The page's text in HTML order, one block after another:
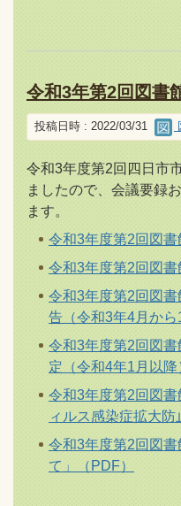
投稿日時 : 2022/03/31
令和3年度第2回四日市
ましたので、会議要録
ます。
令和3年度第2回図書
令和3年度第2回図書
令和3年度第2回図
告（令和3年4月から
令和3年度第2回図
定（令和4年1月以降
令和3年度第2回図
ィルス感染症拡大防
令和3年度第2回図
て」（PDF）